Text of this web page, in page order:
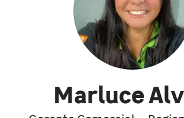
Marluce